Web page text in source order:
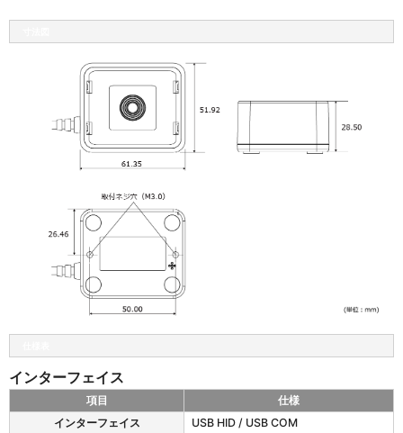
e
インターフェイス
項目
仕様
インターフェイス
USB HID / USB COM